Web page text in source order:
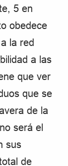
5 en
obedece
la red
a las
que ver
que se
de la
será el
sus
de